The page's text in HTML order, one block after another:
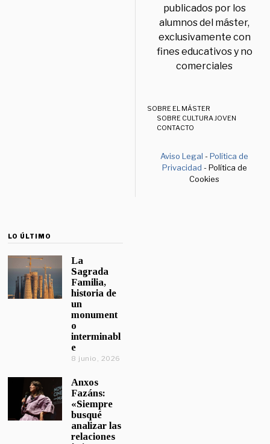
publicados por los
alumnos del máster,
exclusivamente con
fines educativos y no
comerciales
SOBRE EL MÁSTER
SOBRE CULTURA JOVEN
CONTACTO
Aviso Legal -Política de
Privacidad - Política de
Cookies
LO ÚLTIMO
La
Sagrada
Familia,
historia de
un
monument
o
interminabl
e
8 junio, 2026
Anxos
Fazáns:
«Siempre
busqué
analizar las
relaciones